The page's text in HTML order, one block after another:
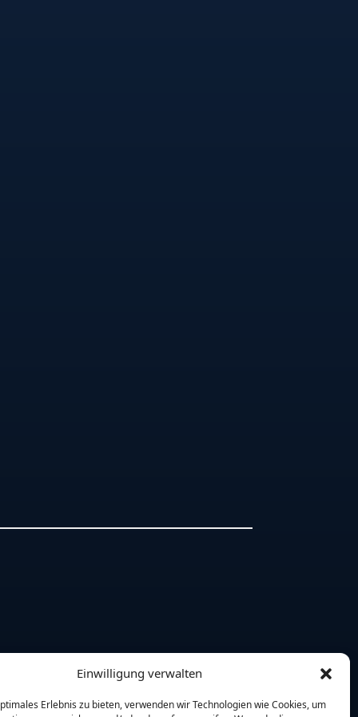
Einwilligung verwalten
Erlebnis zu bieten, verwenden wir Technologien wie Cookies, um